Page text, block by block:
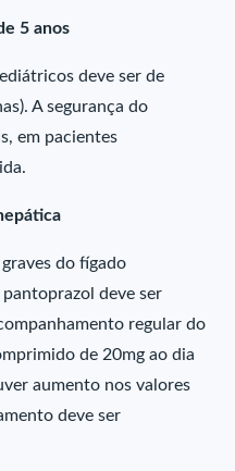
5 anos
deve ser de
A segurança do
em pacientes
do fígado
deve ser
regular do
de 20mg ao dia
aumento nos valores
deve ser